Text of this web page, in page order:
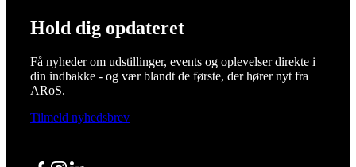
Hold dig opdateret
Få nyheder om udstillinger, events og oplevelser direkte i
din indbakke - og vær blandt de første, der hører nyt fra
ARoS.
Tilmeld nyhedsbrev